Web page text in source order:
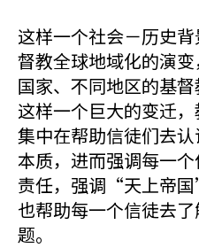
这样一个社会－历史
督教全球地域化的演
国家、不同地区的基
这样一个巨大的变迁
集中在帮助信徒们去
本质，进而强调每一
责任，强调“天上帝
也帮助每一个信徒去
题。